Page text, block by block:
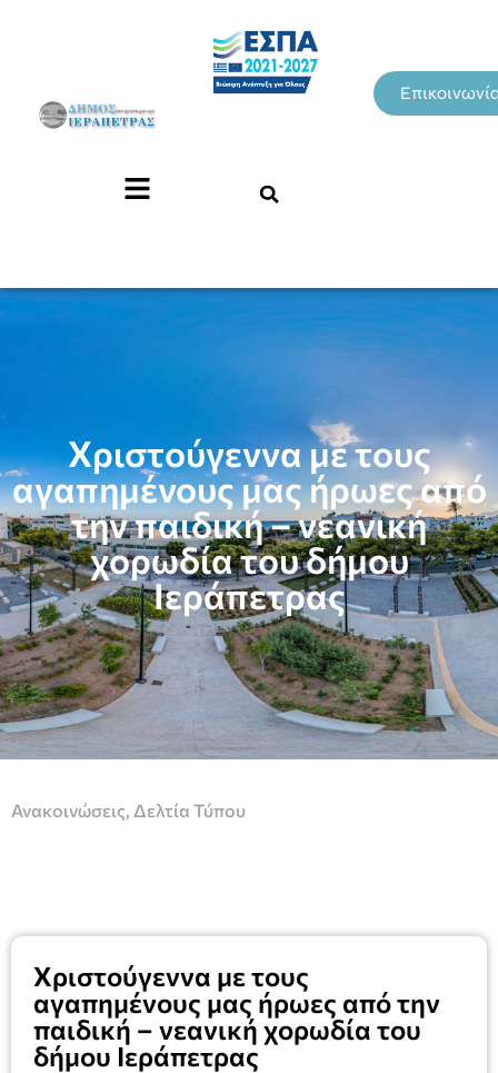
Χριστούγεννα με τους
αγαπημένους μας ήρωες από
την παιδική – νεανική
χορωδία του δήμου
Ιεράπετρας
Ανακοινώσεις Δελτία Τύπου
Χριστούγεννα με τους
αγαπημένους μας ήρωες από την
παιδική – νεανική χορωδία του
δήμου Ιεράπετρας